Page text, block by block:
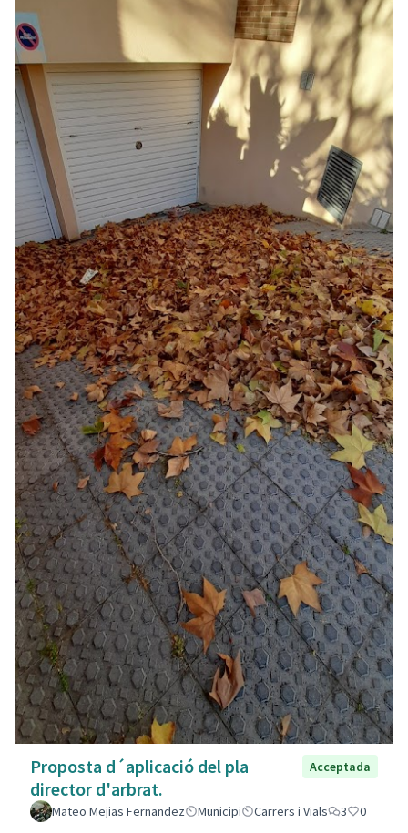
Proposta d´aplicació del pla
director d'arbrat.
Acceptada
Mateo Mejias Fernandez Municipi Carrers i Vials 3 0